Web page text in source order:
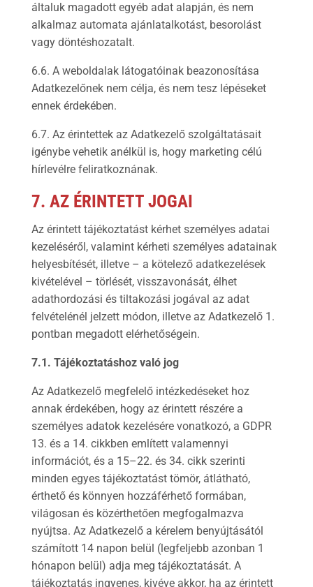
általuk magadott egyéb adat alapján, és nem
alkalmaz automata ajánlatalkotást, besorolást
vagy döntéshozatalt.
6.6. A weboldalak látogatóinak beazonosítása
Adatkezelőnek nem célja, és nem tesz lépéseket
ennek érdekében.
6.7. Az érintettek az Adatkezelő szolgáltatásait
igénybe vehetik anélkül is, hogy marketing célú
hírlevélre feliratkoznának.
7. AZ ÉRINTETT JOGAI
Az érintett tájékoztatást kérhet személyes adatai
kezeléséről, valamint kérheti személyes adatainak
helyesbítését, illetve – a kötelező adatkezelések
kivételével – törlését, visszavonását, élhet
adathordozási és tiltakozási jogával az adat
felvételénél jelzett módon, illetve az Adatkezelő 1.
pontban megadott elérhetőségein.
7.1. Tájékoztatáshoz való jog
Az Adatkezelő megfelelő intézkedéseket hoz
annak érdekében, hogy az érintett részére a
személyes adatok kezelésére vonatkozó, a GDPR
13. és a 14. cikkben említett valamennyi
információt, és a 15–22. és 34. cikk szerinti
minden egyes tájékoztatást tömör, átlátható,
érthető és könnyen hozzáférhető formában,
világosan és közérthetően megfogalmazva
nyújtsa. Az Adatkezelő a kérelem benyújtásától
számított 14 napon belül (legfeljebb azonban 1
hónapon belül) adja meg tájékoztatását. A
tájékoztatás ingyenes, kivéve akkor, ha az érintett